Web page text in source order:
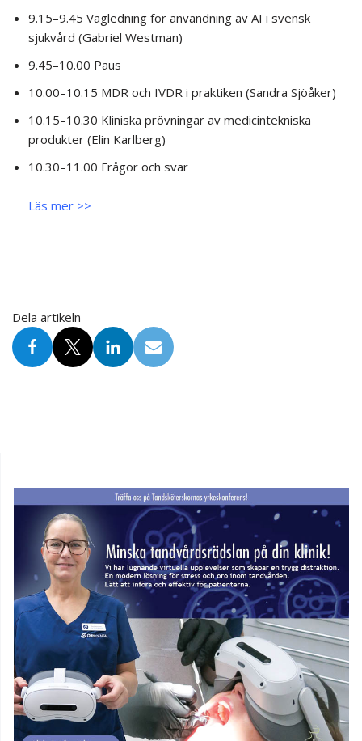
9.15–9.45 Vägledning för användning av AI i svensk
sjukvård (Gabriel Westman)
9.45–10.00 Paus
10.00–10.15 MDR och IVDR i praktiken (Sandra Sjöåker)
10.15–10.30 Kliniska prövningar av medicintekniska
produkter (Elin Karlberg)
10.30–11.00 Frågor och svar
Läs mer >>
Dela artikeln